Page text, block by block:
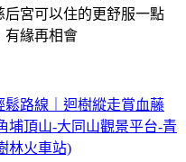
宮可以住的更舒服一點
有緣再相會
路線｜迴樹縱走賞血藤
埔頂山-大同山觀景平台-青
林火車站)